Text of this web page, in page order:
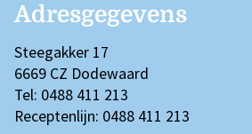
Adresgegevens
Steegakker 17
6669 CZ Dodewaard
Tel: 0488 411 213
Receptenlijn: 0488 411 213